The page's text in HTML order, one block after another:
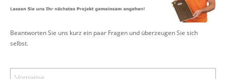
Beantworten Sie uns kurz ein paar Fragen und überzeugen Sie sich
selbst.